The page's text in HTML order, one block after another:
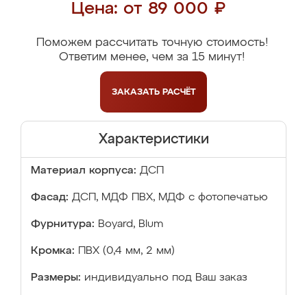
Цена: от 89 000 ₽
Поможем рассчитать точную стоимость!
Ответим менее, чем за 15 минут!
ЗАКАЗАТЬ РАСЧЁТ
Характеристики
Материал корпуса: ДСП
Фасад: ДСП, МДФ ПВХ, МДФ с фотопечатью
Фурнитура: Boyard, Blum
Кромка: ПВХ (0,4 мм, 2 мм)
Размеры: индивидуально под Ваш заказ